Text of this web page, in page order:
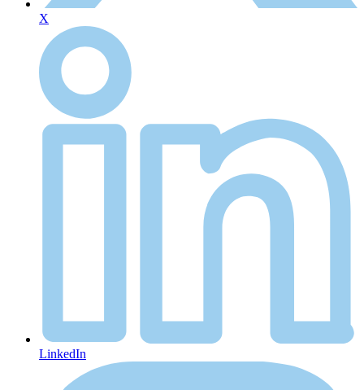
X
LinkedIn